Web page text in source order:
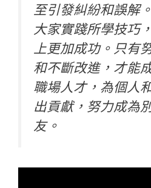
至引發糾紛和誤解。
大家實踐所學技巧
上更加成功。只有
和不斷改進，才能
職場人才，為個人
出貢獻，努力成為
友。